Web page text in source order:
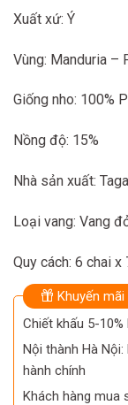
Xuất xứ: Ý
Vùng: Manduria –
Giống nho: 100%
Nồng độ: 15%
Nhà sản xuất:
Loại vang: Vang
Quy cách: 6 chai x
Khuyến
Chiết khấu 5-
Nội thành Hà
hành chính
Khách hàng mua